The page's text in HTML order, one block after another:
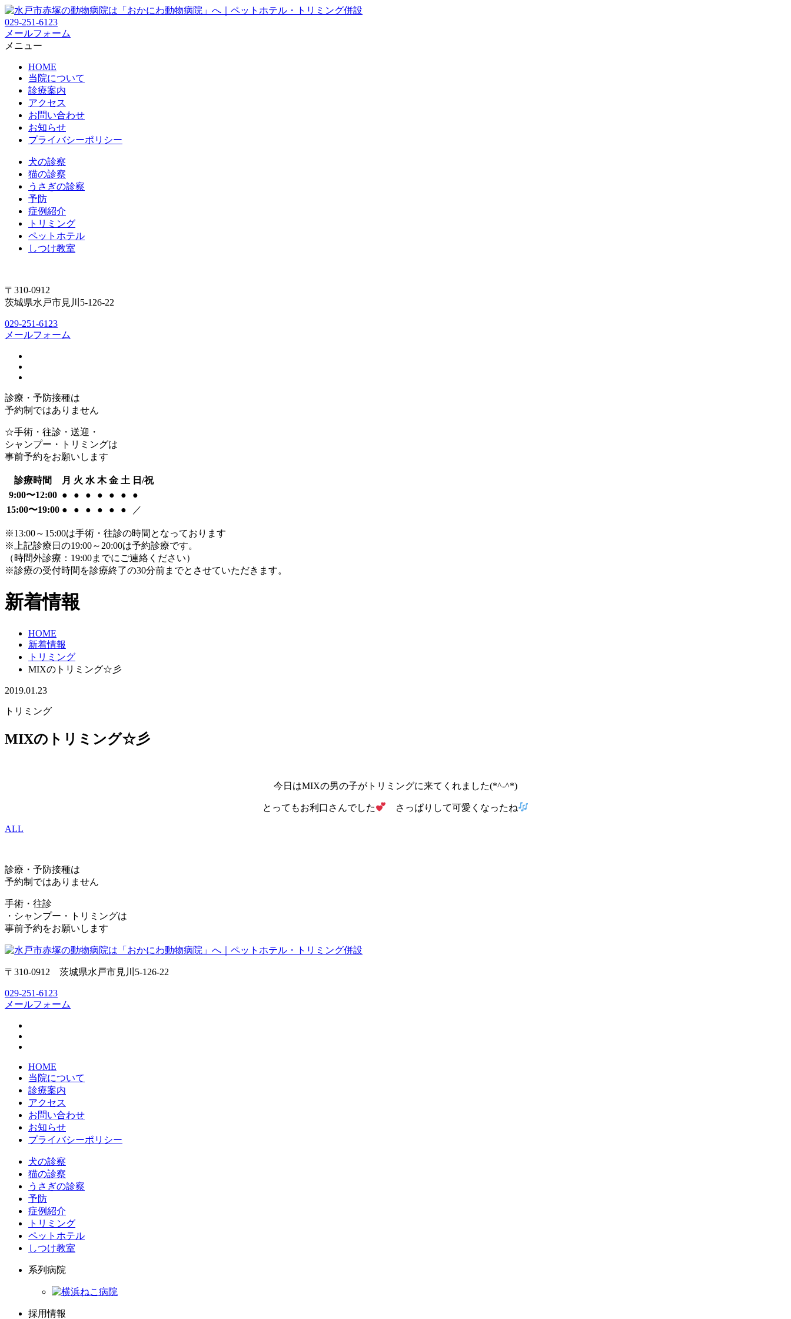
029-251-6123
メールフォーム
メニュー
HOME
当院について
診療案内
アクセス
お問い合わせ
お知らせ
プライバシーポリシー
犬の診察
猫の診察
うさぎの診察
予防
症例紹介
トリミング
ペットホテル
しつけ教室
〒310-0912
茨城県水戸市見川5-126-22
029-251-6123
メールフォーム
診療・予防接種は
予約制ではありません
☆手術・往診・送迎・
シャンプー・トリミングは
事前予約をお願いします
診療時間 月 火 水 木 金 土 日/祝
9:00〜12:00 ● ● ● ● ● ●
●
15:00〜19:00 ● ● ● ● ● ● ／
※13:00～15:00は手術・往診の時間となっております
※上記診療日の19:00～20:00は予約診療です。
（時間外診療：19:00までにご連絡ください）
※診療の受付時間を診療終了の30分前までとさせていただきます。
新着情報
HOME
新着情報
トリミング
MIXのトリミング☆彡
2019.01.23
トリミング
MIXのトリミング☆彡
今日はMIXの男の子がトリミングに来てくれました(*^-^*)
とってもお利口さんでした さっぱりして可愛くなったね
ALL
診療・予防接種は
予約制ではありません
手術・往診
・シャンプー・トリミングは
事前予約をお願いします
〒310-0912 茨城県水戸市見川5-126-22
029-251-6123
メールフォーム
HOME
当院について
診療案内
アクセス
お問い合わせ
お知らせ
プライバシーポリシー
犬の診察
猫の診察
うさぎの診察
予防
症例紹介
トリミング
ペットホテル
しつけ教室
系列病院
採用情報